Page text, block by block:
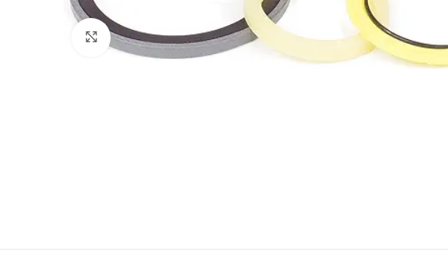
Click to enlarge